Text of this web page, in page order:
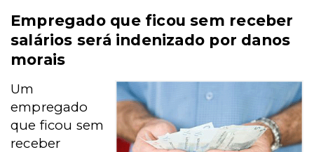
Empregado que ficou sem receber
salários será indenizado por danos
morais
Um
empregado
que ficou sem
receber